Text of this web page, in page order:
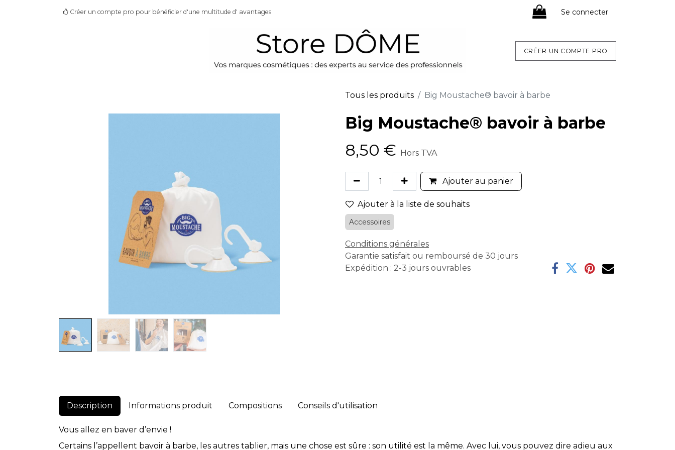
Créer un compte pro pour bénéficier d'une multitude d' avantages Se connecter
CRÉER UN COMPTE PRO
Tous les produits Big Moustache® bavoir à barbe
Big Moustache® bavoir à barbe
8,50 € Hors TVA
Ajouter au panier
Ajouter à la liste de souhaits
Accessoires
Conditions générales
Garantie satisfait ou remboursé de 30 jours
Expédition : 2-3 jours ouvrables
Description Informations produit Compositions Conseils d'utilisation
Vous allez en baver d’envie !
Certains l’appellent bavoir à barbe, les autres tablier, mais une chose est sûre : son utilité est la même. Avec lui, vous pouvez dire adieu aux